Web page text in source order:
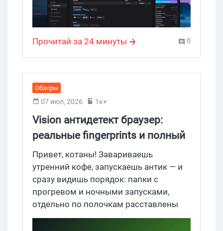
собранная вокруг антидетект браузера
Aurorium и стоит твоего внимания. ИИ
изолированные профили, управление
проксями, синхронизация, массовое
пункт: анонимный чат, CRM,
разделение на проекты и пр. — заходи
покажем как устроен антик изнутри.
Прочитай за 24 минуты 0
Обзоры
07 июл, 2026 1к+
Vision антидетект браузер:
реальные fingerprints и полный
контроль за мультиаккаунтами
Привет, котаны! Завариваешь
утренний кофе, запускаешь антик — и
сразу видишь порядок: папки с
прогревом и ночными запусками,
отдельно по полочкам расставлены
бмы, фармы. Это и есть Vision